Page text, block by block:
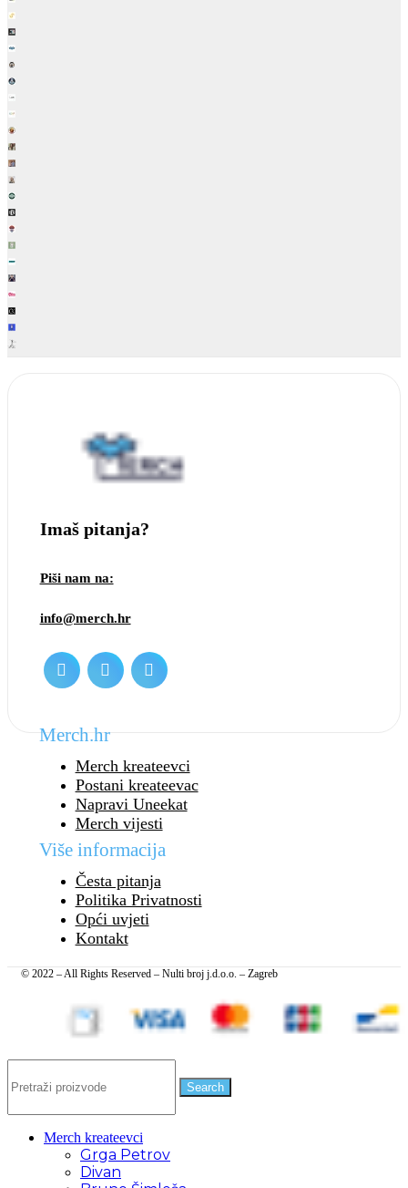
Imaš pitanja?
Piši nam na:
info@merch.hr
Merch.hr
Merch kreateevci
Postani kreateevac
Napravi Uneekat
Merch vijesti
Više informacija
Česta pitanja
Politika Privatnosti
Opći uvjeti
Kontakt
© 2022 – All Rights Reserved – Nulti broj j.d.o.o. – Zagreb
Search
Merch kreateevci
Grga Petrov
Divan